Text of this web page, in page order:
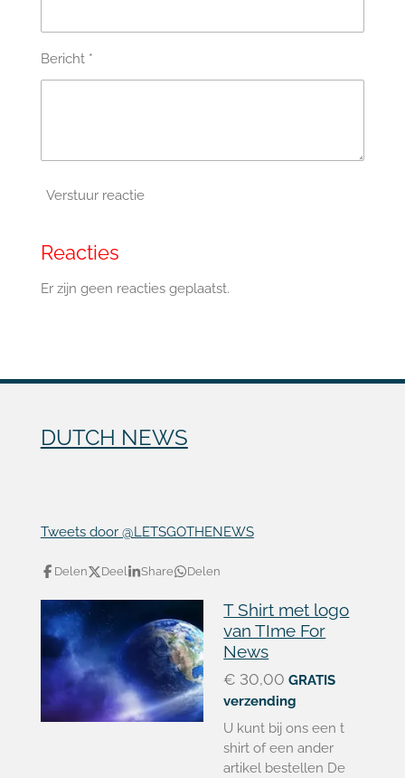
Bericht *
Verstuur reactie
Reacties
Er zijn geen reacties geplaatst.
DUTCH NEWS
Tweets door @LETSGOTHENEWS
Delen Deel Share Delen
T Shirt met logo
van TIme For
News
€ 30,00 GRATIS
verzending
U kunt bij ons een t
shirt of een ander
artikel bestellen De